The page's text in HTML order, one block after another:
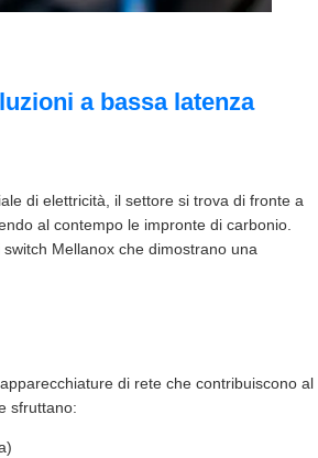
a bassa latenza
di elettricità, il settore si trova di fronte a
al contempo le impronte di carbonio.
Mellanox che dimostrano una
di rete che contribuiscono al
sfruttano: